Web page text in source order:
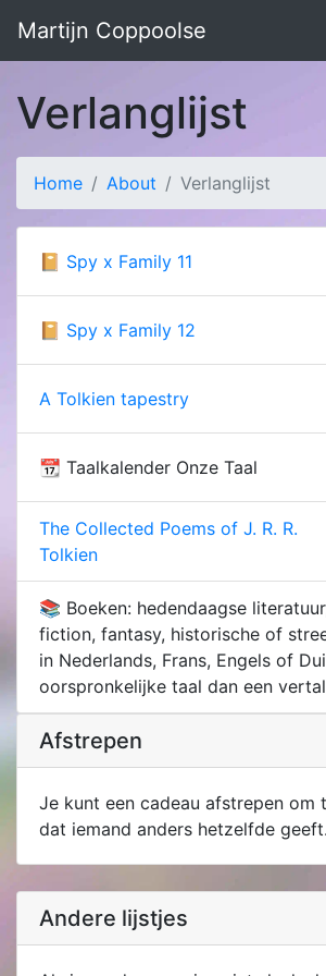
Martijn Coppoolse
Verlanglijst
Home About Verlanglijst
📔 Spy x Family 11
📔 Spy x Family 12
A Tolkien tapestry
📆 Taalkalender Onze Taal
The Collected Poems of J. R. R.
Tolkien
📚 Boeken: hedendaagse
fiction, fantasy, historische of
in Nederlands, Frans, Engels of
oorspronkelijke taal dan een
Afstrepen
Je kunt een cadeau afstrepen om
dat iemand anders hetzelfde geeft.
Andere lijstjes